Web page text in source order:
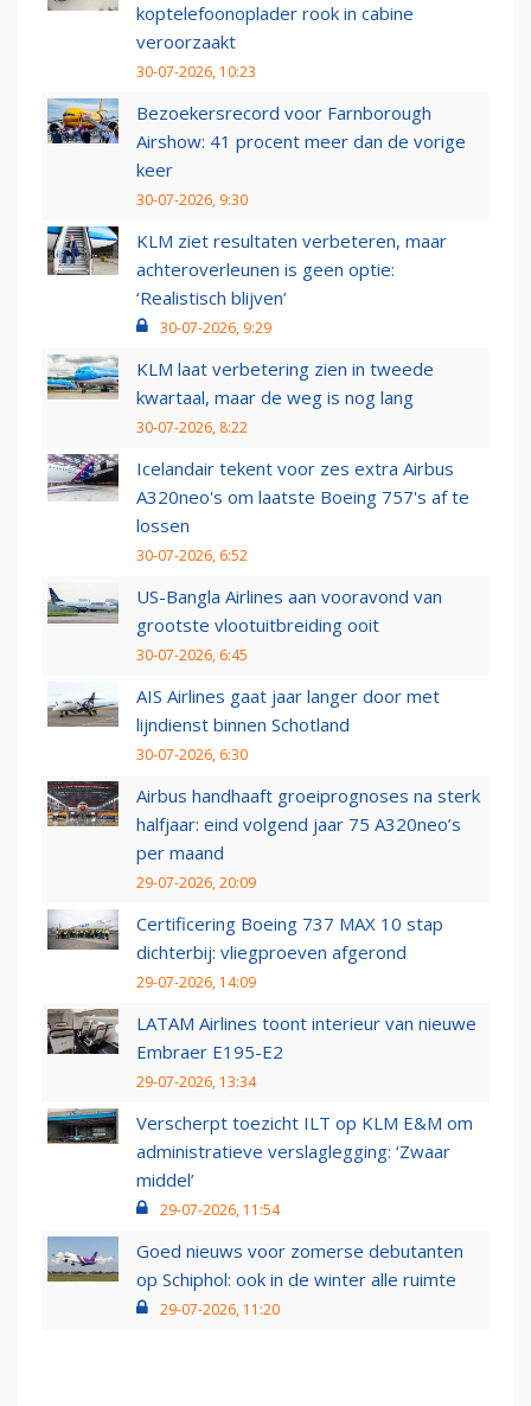
koptelefoonoplader rook in cabine
veroorzaakt
30-07-2026, 10:23
Bezoekersrecord voor Farnborough
Airshow: 41 procent meer dan de vorige
keer
30-07-2026, 9:30
KLM ziet resultaten verbeteren, maar
achteroverleunen is geen optie:
‘Realistisch blijven’
30-07-2026, 9:29
KLM laat verbetering zien in tweede
kwartaal, maar de weg is nog lang
30-07-2026, 8:22
Icelandair tekent voor zes extra Airbus
A320neo's om laatste Boeing 757's af te
lossen
30-07-2026, 6:52
US-Bangla Airlines aan vooravond van
grootste vlootuitbreiding ooit
30-07-2026, 6:45
AIS Airlines gaat jaar langer door met
lijndienst binnen Schotland
30-07-2026, 6:30
Airbus handhaaft groeiprognoses na sterk
halfjaar: eind volgend jaar 75 A320neo’s
per maand
29-07-2026, 20:09
Certificering Boeing 737 MAX 10 stap
dichterbij: vliegproeven afgerond
29-07-2026, 14:09
LATAM Airlines toont interieur van nieuwe
Embraer E195-E2
29-07-2026, 13:34
Verscherpt toezicht ILT op KLM E&M om
administratieve verslaglegging: ‘Zwaar
middel’
29-07-2026, 11:54
Goed nieuws voor zomerse debutanten
op Schiphol: ook in de winter alle ruimte
29-07-2026, 11:20